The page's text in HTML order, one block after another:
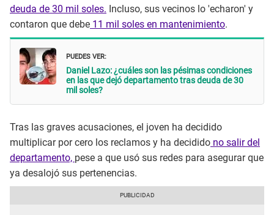
deuda de 30 mil soles. Incluso, sus vecinos lo 'echaron' y
contaron que debe 11 mil soles en mantenimiento.
PUEDES VER:
Daniel Lazo: ¿cuáles son las pésimas condiciones
en las que dejó departamento tras deuda de 30
mil soles?
Tras las graves acusaciones, el joven ha decidido
multiplicar por cero los reclamos y ha decidido no salir del
departamento, pese a que usó sus redes para asegurar que
ya desalojó sus pertenencias.